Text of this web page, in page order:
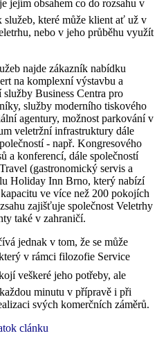
je jejím obsahem co do rozsahu v
služeb, které může klient ať už v
nebo v jeho průběhu využít
najde zákazník nabídku
na komplexní výstavbu a
Business Centra pro
služby moderního tiskového
agentury, možnost parkování v
veletržní infrastruktury dále
- např. Kongresového
a konferencí, dále společností
(gastronomický servis a
Holiday Inn Brno, který nabízí
ve více než 200 pokojích
zajišťuje společnost Veletrhy
také v zahraničí.
jednak v tom, že se může
v rámci filozofie Service
veškeré jeho potřeby, ale
minutu v přípravě i při
svých komerčních záměrů.
clánku